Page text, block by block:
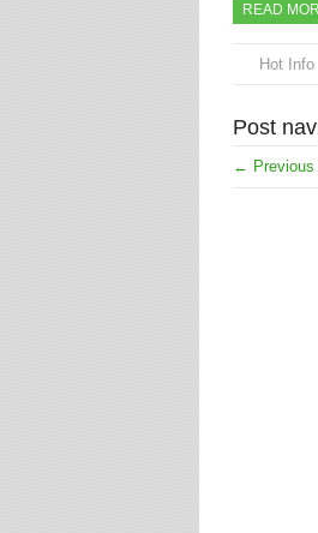
READ
Hot Info
Post
← Previous